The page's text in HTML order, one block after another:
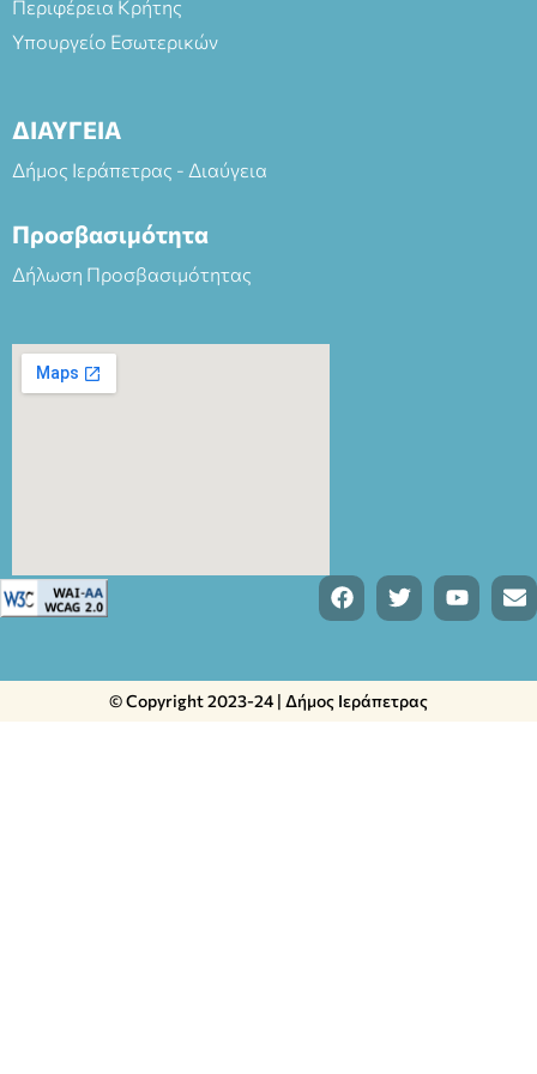
Περιφέρεια Κρήτης
Υπουργείο Εσωτερικών
ΔΙΑΥΓΕΙΑ
Δήμος Ιεράπετρας - Διαύγεια
Προσβασιμότητα
Δήλωση Προσβασιμότητας
© Copyright 2023-24 | Δήμος Ιεράπετρας